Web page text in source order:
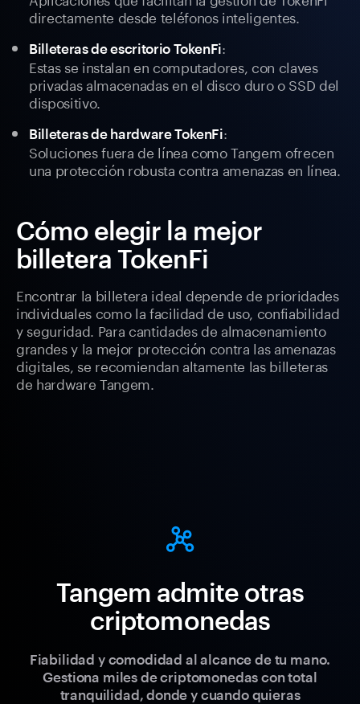
directamente desde teléfonos inteligentes.
Billeteras de escritorio TokenFi:
Estas se instalan en computadores, con claves
privadas almacenadas en el disco duro o SSD del
dispositivo.
Billeteras de hardware TokenFi:
Soluciones fuera de línea como Tangem ofrecen
una protección robusta contra amenazas en línea.
Cómo elegir la mejor
billetera TokenFi
Encontrar la billetera ideal depende de prioridades
individuales como la facilidad de uso, confiabilidad
y seguridad. Para cantidades de almacenamiento
grandes y la mejor protección contra las amenazas
digitales, se recomiendan altamente las billeteras
de hardware Tangem.
Tangem admite otras
criptomonedas
Fiabilidad y comodidad al alcance de tu mano.
Gestiona miles de criptomonedas con total
tranquilidad, donde y cuando quieras